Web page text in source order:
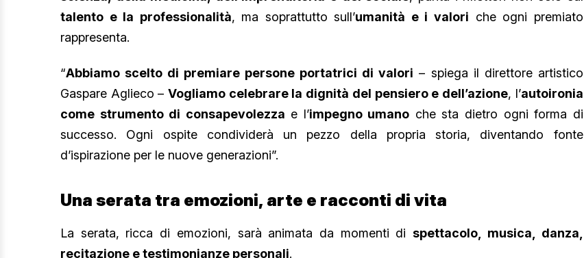
talento e la professionalità, ma soprattutto sull’umanità e i valori che ogni premiato
rappresenta.
“Abbiamo scelto di premiare persone portatrici di valori – spiega il direttore artistico
Gaspare Aglieco –Vogliamo celebrare la dignità del pensiero e dell’azione, l’autoironia
come strumento di consapevolezza e l’impegno umano che sta dietro ogni forma di
successo. Ogni ospite condividerà un pezzo della propria storia, diventando fonte
d’ispirazione per le nuove generazioni”.
Una serata tra emozioni, arte e racconti di vita
La serata, ricca di emozioni, sarà animata da momenti dispettacolo, musica, danza,
recitazione e testimonianze personali.